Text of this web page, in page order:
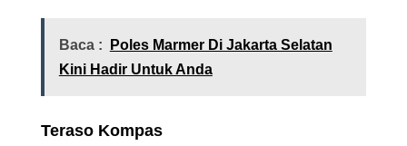
Baca :
Poles Marmer Di Jakarta Selatan
Kini Hadir Untuk Anda
Teraso Kompas